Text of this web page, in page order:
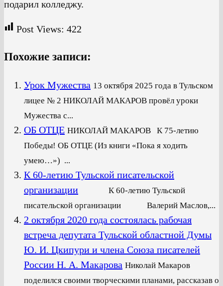
подарил колледжу.
Post Views: 422
Похожие записи:
Урок Мужества 13 октября 2025 года в Тульском
лицее № 2 НИКОЛАЙ МАКАРОВ провёл уроки
Мужества с...
ОБ ОТЦЕ НИКОЛАЙ МАКАРОВ К 75-летию
Победы! ОБ ОТЦЕ (Из книги «Пока я ходить
умею…») ...
К 60-летию Тульской писательской
организации
К 60-летию Тульской
писательской организации Валерий Маслов,...
2 октября 2020 года состоялась рабочая
встреча депутата Тульской областной Думы
Ю. И. Цкипури и члена Союза писателей
России Н. А. Макарова Николай Макаров
поделился своими творческими планами, рассказав о